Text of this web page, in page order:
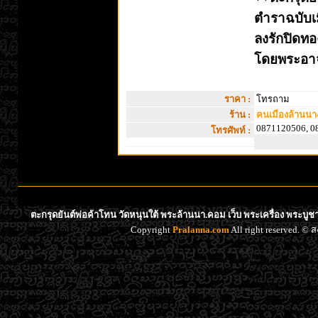
ตำราฉบับ
ลงรักปิดท
โดยพระอ
ราคา : โทรถาม
ร้าน :
คนเมืองล้านนา
โทรศัพท์ : 0871120506,
ตะกรุดยันต์พ่อค้าโทน วัดหนุนใต้ พระล้านนา.คอม เว็บ พระเครื่อง พระบู
Copyright Pralanna.comAll right reserved. ©